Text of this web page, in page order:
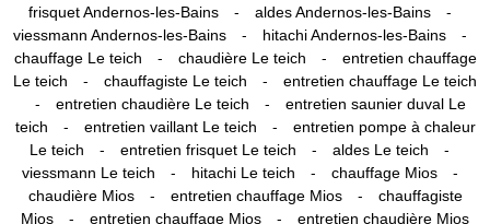
frisquet Andernos-les-Bains
- aldes Andernos-les-Bains -
viessmann Andernos-les-Bains - hitachi Andernos-les-Bains -
chauffage Le teich - chaudière Le teich -
entretien chauffage
Le teich
- chauffagiste Le teich - entretien chauffage Le teich
- entretien chaudière Le teich -
entretien saunier duval Le
teich
- entretien vaillant Le teich -
entretien pompe à chaleur
Le teich
- entretien frisquet Le teich - aldes Le teich -
viessmann Le teich - hitachi Le teich - chauffage Mios -
chaudière Mios - entretien chauffage Mios -
chauffagiste
Mios
- entretien chauffage Mios - entretien chaudière Mios